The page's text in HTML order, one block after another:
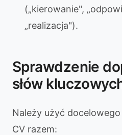
(„kierowanie",
„realizacja").
Sprawdzenie
słów
Należy użyć
CV razem: